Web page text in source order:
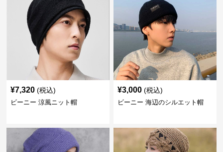
¥7,320 (税込)
ビーニー 涼風ニット帽
¥3,000 (税込)
ビーニー 海辺のシルエット帽